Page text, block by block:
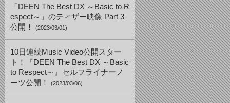
「DEEN The Best DX ～Basic to R
espect～」のティザー映像 Part 3
公開！
(2023/03/01)
10日連続Music Video公開スター
ト！『DEEN The Best DX ～Basic
to Respect～』セルフライナーノ
ーツ公開！
(2023/03/06)